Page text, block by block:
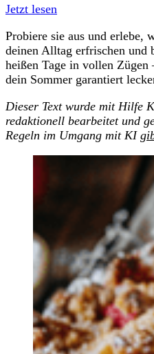
Jetzt lesen
Probiere sie aus und erlebe,
deinen Alltag erfrischen und
heißen Tage in vollen
dein Sommer garantiert
Dieser Text wurde mit Hilfe
redaktionell bearbeitet und
Regeln im Umgang mit KI